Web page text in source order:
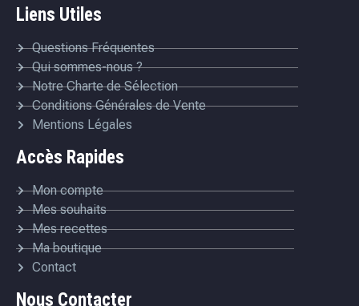
Liens Utiles
Questions Fréquentes
Qui sommes-nous ?
Notre Charte de Sélection
Conditions Générales de Vente
Mentions Légales
Accès Rapides
Mon compte
Mes souhaits
Mes recettes
Ma boutique
Contact
Nous Contacter